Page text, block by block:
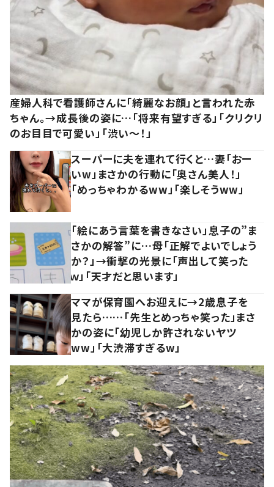
産婦人科で看護師さんに「綺麗なお顔」と言われた赤
ちゃん。→成長後の姿に…「将来有望すぎる」「クリクリ
のお目目で可愛い」「渋い～！」
スーパーに夫を連れて行くと…妻「おー
いw」まさかの行動に「奥さん美人！」
「めっちゃわかるww」「楽しそうww」
「絵にあう言葉を書きなさい」息子の”ま
さかの解答”に…母「正解でよいでしょう
か？」→衝撃の光景に「声出して笑った
ｗ」「天才だと思います」
ママが保育園へお迎えに→2歳息子を
見たら……「先生とめっちゃ笑った」まさ
かの姿に「幼児しか許されないヤツ
ww」「大渋滞すぎるw」